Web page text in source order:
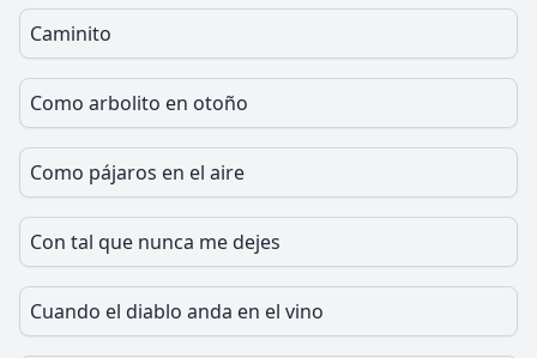
Caminito
Como arbolito en otoño
Como pájaros en el aire
Con tal que nunca me dejes
Cuando el diablo anda en el vino